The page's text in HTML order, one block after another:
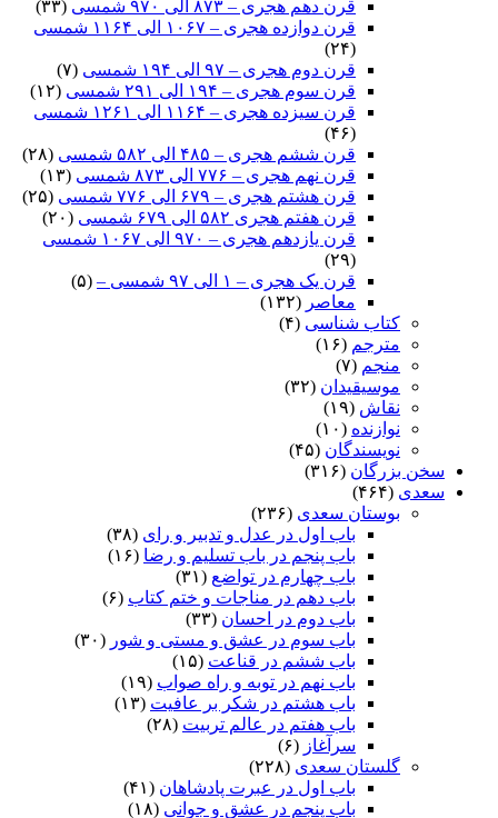
قرن دهم هجری – ۸۷۳ الی ۹۷۰ شمسی
(۳۳)
قرن دوازده هجری – ۱۰۶۷ الی ۱۱۶۴ شمسی
(۲۴)
قرن دوم هجری – ۹۷ الی ۱۹۴ شمسی
(۷)
قرن سوم هجری – ۱۹۴ الی ۲۹۱ شمسی
(۱۲)
قرن سیزده هجری – ۱۱۶۴ الی ۱۲۶۱ شمسی
(۴۶)
قرن ششم هجری – ۴۸۵ الی ۵۸۲ شمسی
(۲۸)
قرن نهم هجری – ۷۷۶ الی ۸۷۳ شمسی
(۱۳)
قرن هشتم هجری – ۶۷۹ الی ۷۷۶ شمسی
(۲۵)
قرن هفتم هجری ۵۸۲ الی ۶۷۹ شمسی
(۲۰)
قرن یازدهم هجری – ۹۷۰ الی ۱۰۶۷ شمسی
(۲۹)
قرن یک هجری – ۱ الی ۹۷ شمسی –
(۵)
معاصر (۱۳۲)
کتاب شناسی (۴)
مترجم (۱۶)
منجم (۷)
موسیقیدان (۳۲)
نقاش (۱۹)
نوازنده (۱۰)
نویسندگان (۴۵)
سخن بزرگان (۳۱۶)
سعدی (۴۶۴)
بوستان سعدی (۲۳۶)
باب اول در عدل و تدبیر و رای (۳۸)
باب پنجم در باب تسلیم و رضا (۱۶)
باب چهارم در تواضع (۳۱)
باب دهم در مناجات و ختم کتاب (۶)
باب دوم در احسان (۳۳)
باب سوم در عشق و مستی و شور (۳۰)
باب ششم در قناعت (۱۵)
باب نهم در توبه و راه صواب (۱۹)
باب هشتم در شکر بر عافیت (۱۳)
باب هفتم در عالم تربیت (۲۸)
سرآغاز (۶)
گلستان سعدی (۲۲۸)
باب اول در عبرت پادشاهان (۴۱)
باب پنجم در عشق و جوانى (۱۸)